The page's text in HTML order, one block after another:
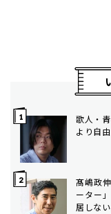
歌人・
より自
髙嶋政
ーター
居しな